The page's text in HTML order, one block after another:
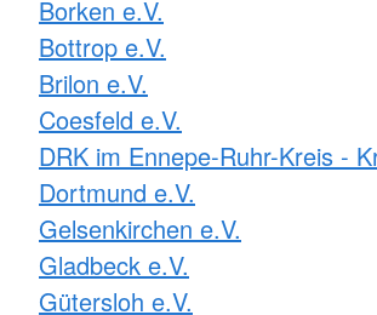
Borken e.V.
Bottrop e.V.
Brilon e.V.
Coesfeld e.V.
DRK im Ennepe-Ruhr-Kreis -
Dortmund e.V.
Gelsenkirchen e.V.
Gladbeck e.V.
Gütersloh e.V.